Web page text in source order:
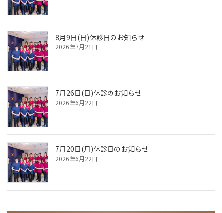
8月9日(日)休診日のお知らせ
2026年7月21日
7月26日(日)休診のお知らせ
2026年6月22日
7月20日(月)休診日のお知らせ
2026年6月22日